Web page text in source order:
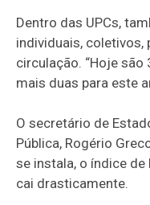
Dentro das UPCs,
individuais,
circulação. “Hoje
mais duas para este
O secretário de
Pública, Rogério
se instala, o índice
cai drasticamente.